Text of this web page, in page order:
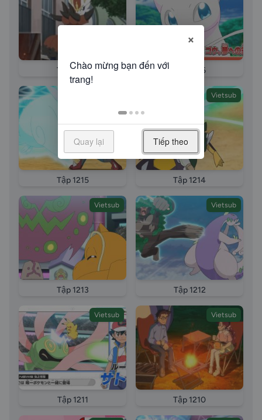
Tập 1217 Tập 1216
Tập 1215
Vietsub
Tập 1214
Vietsub
Tập 1213
Vietsub
Tập 1212
Vietsub
Tập 1211
Vietsub
Tập 1210
×
Quay lại Tiếp theo